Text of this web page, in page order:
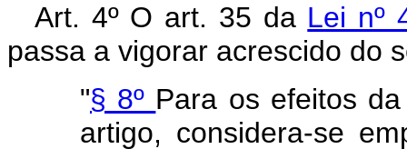
Art. 4º O art. 35 da Lei nº
passa a vigorar acrescido do
"§ 8º Para os efeitos
artigo, considera-se